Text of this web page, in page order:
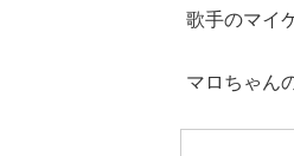
歌手のマイ
マロちゃん